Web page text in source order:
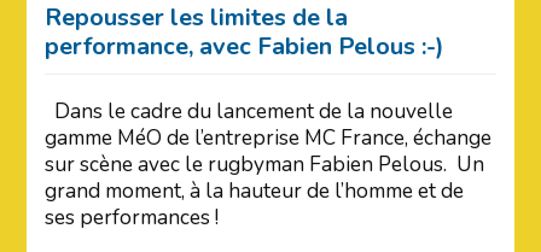
Repousser les limites de la
performance, avec Fabien Pelous :-)
Dans le cadre du lancement de la nouvelle
gamme MéO de l’entreprise MC France, échange
sur scène avec le rugbyman Fabien Pelous. Un
grand moment, à la hauteur de l’homme et de
ses performances !